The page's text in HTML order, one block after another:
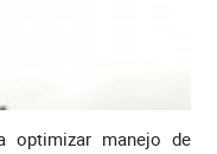
optimizar manejo de